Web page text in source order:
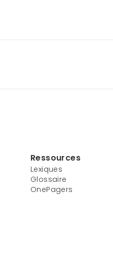
Ressources
Lexiques
Glossaire
OnePagers